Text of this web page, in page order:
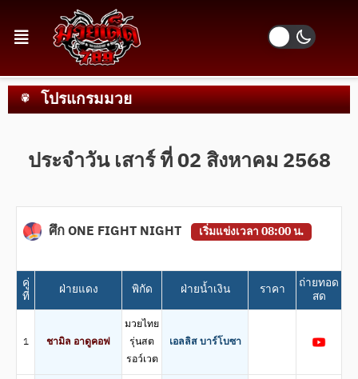
โปรแกรมมวย
ประจำวัน เสาร์ ที่ 02 สิงหาคม 2568
ศึก ONE FIGHT NIGHT เริ่มแข่งเวลา 08:00 น.
คู่
ที่ ฝ่ายแดง พิกัด ฝ่ายน้ำเงิน ราคา ถ่ายทอด
สด
1 ชามิล อาดูคอฟ
มวยไทย
รุ่นสต
รอว์เวต
เอลลิส บาร์โบซา